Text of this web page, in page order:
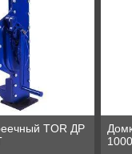
TOR ДР